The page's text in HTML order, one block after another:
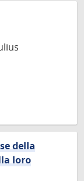
della
loro